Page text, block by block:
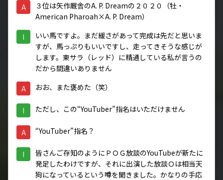
A
３位は矢作厩舎のA. P. Dreamの２０２０（牡・
American Pharoah×A. P. Dream）
I
いい馬ですよ。まだ緩さがあって完成は先だと思いま
すが、馬っぷりもいいですし、走ってきそうな感じが
します。東サラ（レッド）に精通している私が言うの
だから間違いありません
A おお、また褒めた（笑）
I ただし、この“YouTuber”指名はいただけません
A “YouTuber”指名？
I 皆さんご存知のように ＰＯＧ放談のYouTubeが新たに
発足したわけですが、それに出演した放談Ｏは相当天
狗になっているという噂を聞きました。かなりの手応